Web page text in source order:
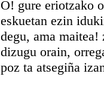
O! gure eriotzako
eskuetan ezin
degu, ama maitea!
dizugu orain,
poz ta atsegiña